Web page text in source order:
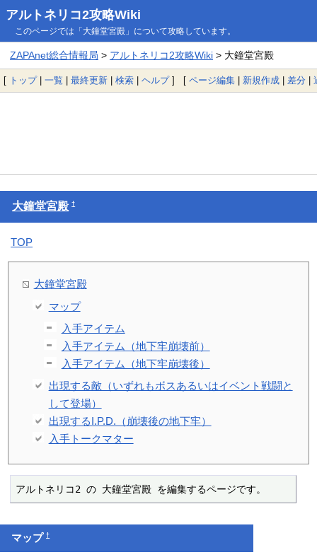
アルトネリコ2攻略Wiki
このページでは「大鐘堂宮殿」について攻略しています。
ZAPAnet総合情報局 > アルトネリコ2攻略Wiki> 大鐘堂宮殿
[ トップ| 一覧 | 最終更新 | 検索 | ヘルプ] [ ページ編集 | 新規作成 | 差分 |
大鐘堂宮殿 †
TOP
大鐘堂宮殿
マップ
入手アイテム
入手アイテム（地下牢崩壊前）
入手アイテム（地下牢崩壊後）
出現する敵（いずれもボスあるいはイベント戦闘と
して登場）
出現するI.P.D.（崩壊後の地下牢）
入手トークマター
アルトネリコ2 の 大鐘堂宮殿 を編集するページです。
マップ†